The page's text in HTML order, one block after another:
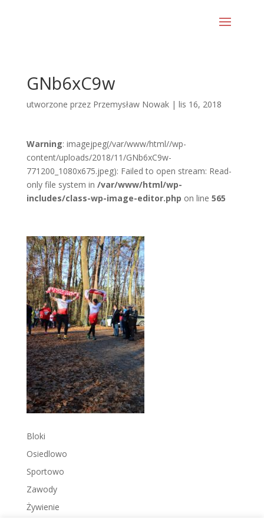
GNb6xC9w
utworzone przez Przemysław Nowak| lis 16, 2018
Warning: imagejpeg(/var/www/html//wp-
content/uploads/2018/11/GNb6xC9w-
771200_1080x675.jpeg): Failed to open stream: Read-
only file system in /var/www/html/wp-
includes/class-wp-image-editor.php on line 565
Bloki
Osiedlowo
Sportowo
Zawody
Żywienie